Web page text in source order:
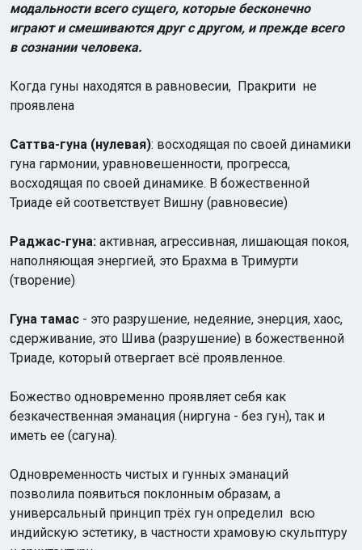
модальности всего сущего, которые бесконечно
играют и смешиваются друг с другом, и прежде всего
в сознании человека.
Когда гуны находятся в равновесии, Пракрити не
проявлена
Саттва-гуна (нулевая): восходящая по своей динамики
гуна гармонии, уравновешенности, прогресса,
восходящая по своей динамике. В божественной
Триаде ей соответствует Вишну (равновесие)
Раджас-гуна: активная, агрессивная, лишающая покоя,
наполняющая энергией, это Брахма в Тримурти
(творение)
Гуна тамас - это разрушение, недеяние, энерция, хаос,
сдерживание, это Шива (разрушение) в божественной
Триаде, который отвергает всё проявленное.
Божество одновременно проявляет себя как
безкачественная эманация (ниргуна - без гун), так и
иметь ее (сагуна).
Одновременность чистых и гунных эманаций
позволила появиться поклонным образам, а
универсальный принцип трёх гун определил всю
индийскую эстетику, в частности храмовую скульптуру